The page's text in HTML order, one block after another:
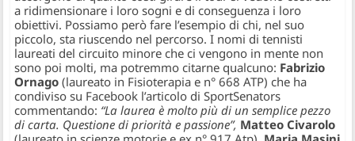
a ridimensionare i loro sogni e di conseguenza i loro
obiettivi. Possiamo però fare l’esempio di chi, nel suo
piccolo, sta riuscendo nel percorso. I nomi di tennisti
laureati del circuito minore che ci vengono in mente non
sono poi molti, ma potremmo citarne qualcuno: Fabrizio
Ornago (laureato in Fisioterapia e n° 668 ATP) che ha
condiviso su Facebook l’articolo di SportSenators
commentando: “La laurea è molto più di un semplice pezzo
di carta. Questione di priorità e passione”, Matteo Civarolo